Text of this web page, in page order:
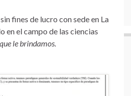
fines de lucro con sede en La
en el campo de las ciencias
le brindamos.